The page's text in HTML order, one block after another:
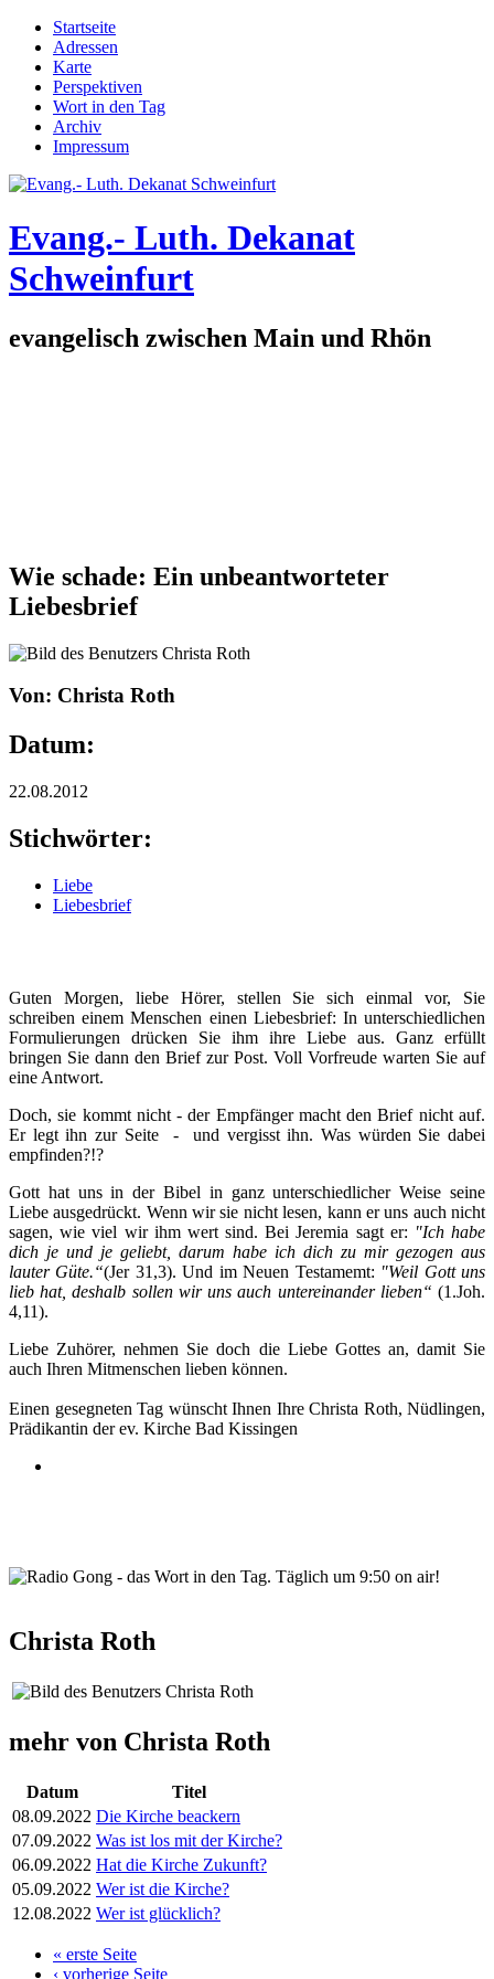
Direkt zum Inhalt
Hauptmenü
Startseite
Adressen
Karte
Perspektiven
Wort in den Tag
Archiv
Impressum
Evang.- Luth. Dekanat
Schweinfurt
evangelisch zwischen Main und Rhön
Wie schade: Ein unbeantworteter
Liebesbrief
Von: Christa Roth
Datum:
22.08.2012
Stichwörter:
Liebe
Liebesbrief
Guten Morgen, liebe Hörer, stellen Sie sich einmal vor, Sie
schreiben einem Menschen einen Liebesbrief: In unterschiedlichen
Formulierungen drücken Sie ihm ihre Liebe aus. Ganz erfüllt
bringen Sie dann den Brief zur Post. Voll Vorfreude warten Sie auf
eine Antwort.
Doch, sie kommt nicht - der Empfänger macht den Brief nicht auf.
Er legt ihn zur Seite - und vergisst ihn. Was würden Sie dabei
empfinden?!?
Gott hat uns in der Bibel in ganz unterschiedlicher Weise seine
Liebe ausgedrückt. Wenn wir sie nicht lesen, kann er uns auch nicht
sagen, wie viel wir ihm wert sind. Bei Jeremia sagt er: "Ich habe
dich je und je geliebt, darum habe ich dich zu mir gezogen aus
lauter Güte.“(Jer 31,3). Und im Neuen Testamemt: "Weil Gott uns
lieb hat, deshalb sollen wir uns auch untereinander lieben“ (1.Joh.
4,11).
Liebe Zuhörer, nehmen Sie doch die Liebe Gottes an, damit Sie
auch Ihren Mitmenschen lieben können.
Einen gesegneten Tag wünscht Ihnen Ihre Christa Roth, Nüdlingen,
Prädikantin der ev. Kirche Bad Kissingen
Christa Roth
mehr von Christa Roth
Datum
Titel
08.09.2022 Die Kirche beackern
07.09.2022 Was ist los mit der Kirche?
06.09.2022 Hat die Kirche Zukunft?
05.09.2022 Wer ist die Kirche?
12.08.2022 Wer ist glücklich?
Seiten« erste Seite
‹ vorherige Seite